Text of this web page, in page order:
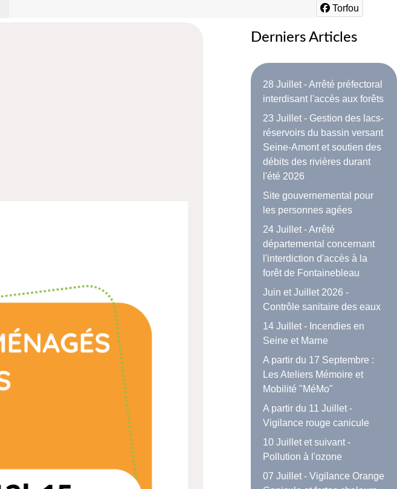
Torfou
Derniers Articles
28 Juillet - Arrêté préfectoral
interdisant l'accès aux forêts
23 Juillet - Gestion des lacs-
réservoirs du bassin versant
Seine-Amont et soutien des
débits des rivières durant
l'été 2026
Site gouvernemental pour
les personnes agées
24 Juillet - Arrêté
départemental concernant
l'interdiction d'accès à la
forêt de Fontainebleau
Juin et Juillet 2026 -
Contrôle sanitaire des eaux
14 Juillet - Incendies en
Seine et Marne
A partir du 17 Septembre :
Les Ateliers Mémoire et
Mobilité "MéMo"
A partir du 11 Juillet -
Vigilance rouge canicule
10 Juillet et suivant -
Pollution à l'ozone
07 Juillet - Vigilance Orange